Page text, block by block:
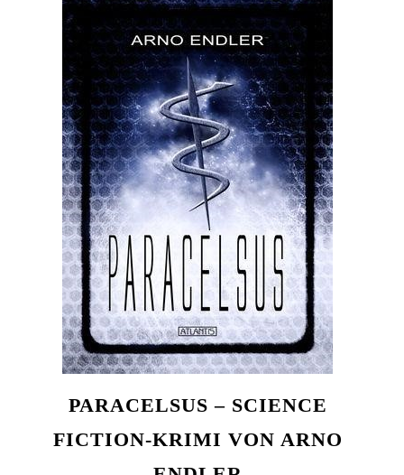
PARACELSUS – SCIENCE
FICTION-KRIMI VON ARNO